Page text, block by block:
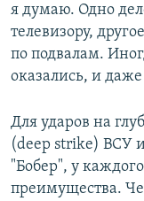
я думаю. Одно
телевизору,
по подвалам.
оказались, и
Для ударов на
(deep strike) ВСУ
"Бобер", у
преимущества.